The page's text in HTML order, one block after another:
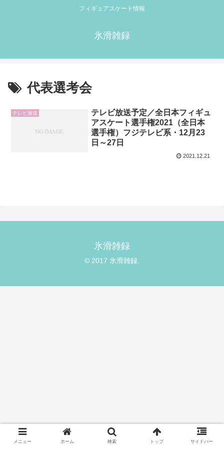
フィギュアスケート情報
氷滑雑録
代表選考会
テレビ放送
テレビ放送予定／全日本フィギュ
アスケート選手権2021（全日本
選手権）フジテレビ系・12月23
日～27日
2021.12.21
氷滑雑録
© 2017 氷滑雑録.
メニュー ホーム 検索 トップ サイドバー